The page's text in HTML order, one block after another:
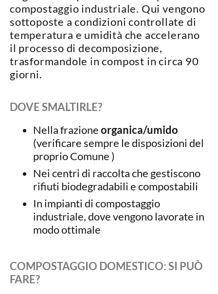
compostaggio industriale. Qui vengono
sottoposte a condizioni controllate di
temperatura e umidità che accelerano
il processo di decomposizione,
trasformandole in compost in circa 90
giorni.
DOVE SMALTIRLE?
Nella frazioneorganica/umido
(verificare sempre le disposizioni del
proprio Comune )
Nei centri di raccolta che gestiscono
rifiuti biodegradabili e compostabili
In impianti di compostaggio
industriale, dove vengono lavorate in
modo ottimale
COMPOSTAGGIO DOMESTICO: SI PUÒ
FARE?